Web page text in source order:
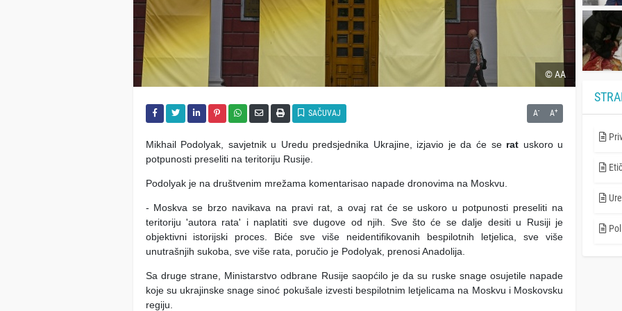
© AA
SAČUVAJ A- A+
Mikhail Podolyak, savjetnik u Uredu predsjednika Ukrajine, izjavio je da će se rat uskoro u
potpunosti preseliti na teritoriju Rusije.
Podolyak je na društvenim mrežama komentarisao napade dronovima na Moskvu.
- Moskva se brzo navikava na pravi rat, a ovaj rat će se uskoro u potpunosti preseliti na
teritoriju 'autora rata' i naplatiti sve dugove od njih. Sve što će se dalje desiti u Rusiji je
objektivni istorijski proces. Biće sve više neidentifikovanih bespilotnih letjelica, sve više
unutrašnjih sukoba, sve više rata, poručio je Podolyak, prenosi Anadolija.
Sa druge strane, Ministarstvo odbrane Rusije saopćilo je da su ruske snage osujetile napade
koje su ukrajinske snage sinoć pokušale izvesti bespilotnim letjelicama na Moskvu i Moskovsku
regiju.